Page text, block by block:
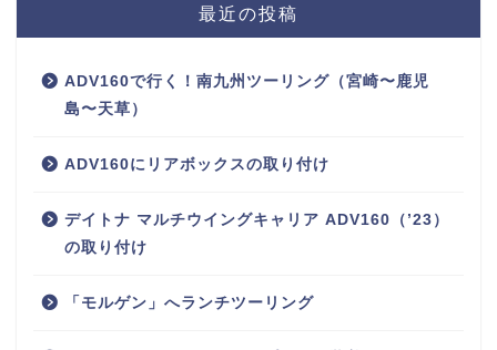
最近の投稿
ADV160で行く！南九州ツーリング（宮崎〜鹿児
島〜天草）
ADV160にリアボックスの取り付け
デイトナ マルチウイングキャリア ADV160（’23）
の取り付け
「モルゲン」へランチツーリング